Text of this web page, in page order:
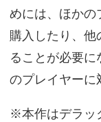
めには、ほかの
購入したり、他
ることが必要
のプレイヤーに
※本作はデラッ